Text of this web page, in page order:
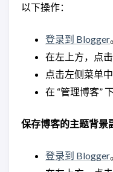
以下操作：
登录到 Blogger
在左上方，点
点击左侧菜单中
在 “管理博客”
保存博客的主题背景
登录到 Blogger